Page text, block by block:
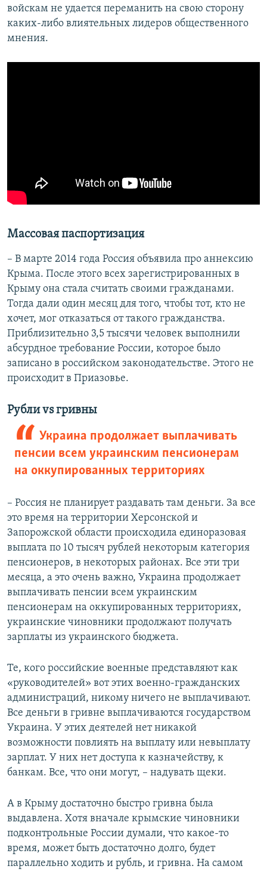
войскам не удается переманить на свою сторону
каких-либо влиятельных лидеров общественного
мнения.
Массовая паспортизация
– В марте 2014 года Россия объявила про аннексию
Крыма. После этого всех зарегистрированных в
Крыму она стала считать своими гражданами.
Тогда дали один месяц для того, чтобы тот, кто не
хочет, мог отказаться от такого гражданства.
Приблизительно 3,5 тысячи человек выполнили
абсурдное требование России, которое было
записано в российском законодательстве. Этого не
происходит в Приазовье.
Рубли vs гривны
Украина продолжает выплачивать
пенсии всем украинским пенсионерам
на оккупированных территориях
– Россия не планирует раздавать там деньги. За все
это время на территории Херсонской и
Запорожской области происходила единоразовая
выплата по 10 тысяч рублей некоторым категория
пенсионеров, в некоторых районах. Все эти три
месяца, а это очень важно, Украина продолжает
выплачивать пенсии всем украинским
пенсионерам на оккупированных территориях,
украинские чиновники продолжают получать
зарплаты из украинского бюджета.
Те, кого российские военные представляют как
«руководителей» вот этих военно-гражданских
администраций, никому ничего не выплачивают.
Все деньги в гривне выплачиваются государством
Украина. У этих деятелей нет никакой
возможности повлиять на выплату или невыплату
зарплат. У них нет доступа к казначейству, к
банкам. Все, что они могут, – надувать щеки.
А в Крыму достаточно быстро гривна была
выдавлена. Хотя вначале крымские чиновники
подконтрольные России думали, что какое-то
время, может быть достаточно долго, будет
параллельно ходить и рубль, и гривна. На самом